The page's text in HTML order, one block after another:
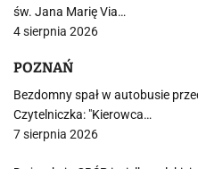
św. Jana Marię Via…
4 sierpnia 2026
POZNAŃ
Bezdomny spał w autobusie
Czytelniczka: "Kierowca…
7 sierpnia 2026